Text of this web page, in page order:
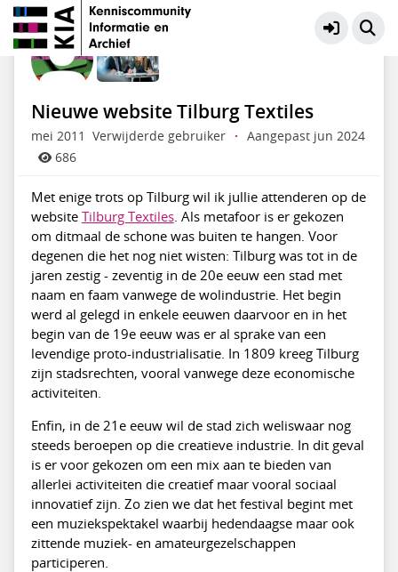
KIA Community Meer
Nieuwe website Tilburg Textiles
mei 2011 Verwijderde gebruiker ·
Aangepast jun 2024
686
Met enige trots op Tilburg wil ik jullie attenderen op de
website Tilburg Textiles. Als metafoor is er gekozen
om ditmaal de schone was buiten te hangen. Voor
degenen die het nog niet wisten: Tilburg was tot in de
jaren zestig - zeventig in de 20e eeuw een stad met
naam en faam vanwege de wolindustrie. Het begin
werd al gelegd in enkele eeuwen daarvoor en in het
begin van de 19e eeuw was er al sprake van een
levendige proto-industrialisatie. In 1809 kreeg Tilburg
zijn stadsrechten, vooral vanwege deze economische
activiteiten.
Enfin, in de 21e eeuw wil de stad zich weliswaar nog
steeds beroepen op die creatieve industrie. In dit geval
is er voor gekozen om een mix aan te bieden van
allerlei activiteiten die creatief maar vooral sociaal
innovatief zijn. Zo zien we dat het festival begint met
een muziekspektakel waarbij hedendaagse maar ook
zittende muziek- en amateurgezelschappen
participeren.